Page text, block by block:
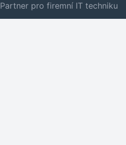
Partner pro firemní IT techniku